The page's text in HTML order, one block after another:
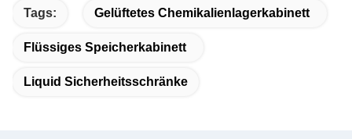
Tags: Gelüftetes Chemikalienlagerkabinett
Flüssiges Speicherkabinett
Liquid Sicherheitsschränke